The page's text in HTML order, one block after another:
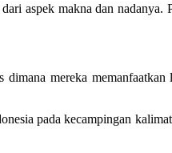
aspek makna dan
mereka memanfaatkan
pada kecampingan